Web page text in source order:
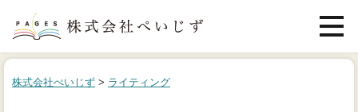
メニュ
株式会社ぺいじず > ライティング